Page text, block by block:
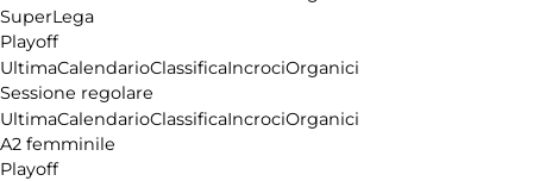
SuperLega
Playoff
UltimaCalendarioClassificaIncrociOrganici
Sessione regolare
UltimaCalendarioClassificaIncrociOrganici
A2 femminile
Playoff